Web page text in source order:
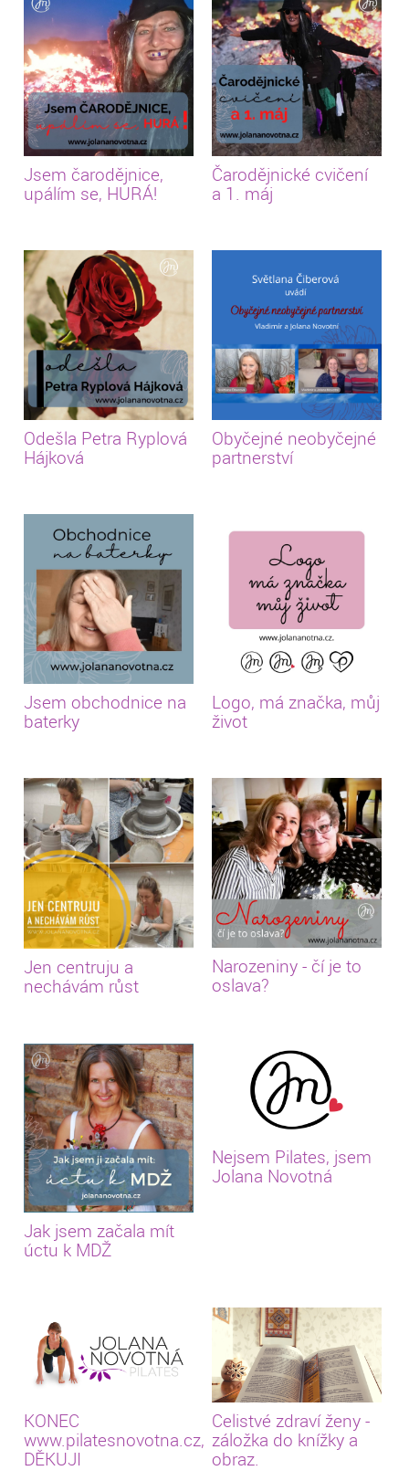
Jsem čarodějnice,
upálím se, HURÁ!
Čarodějnické cvičení
a 1. máj
Odešla Petra Ryplová
Hájková
Obyčejné neobyčejné
partnerství
Jsem obchodnice na
baterky
Logo, má značka, můj
život
Jen centruju a
nechávám růst
Narozeniny - čí je to
oslava?
Jak jsem začala mít
úctu k MDŽ
Nejsem Pilates, jsem
Jolana Novotná
KONEC
www.pilatesnovotna.cz,
DĚKUJI
Celistvé zdraví ženy -
záložka do knížky a
obraz.